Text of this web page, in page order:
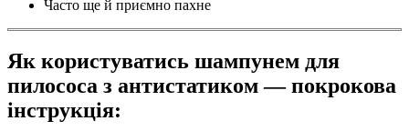
Часто ще й приємно пахне
Як користуватись шампунем для
пилососа з антистатиком — покрокова
інструкція: